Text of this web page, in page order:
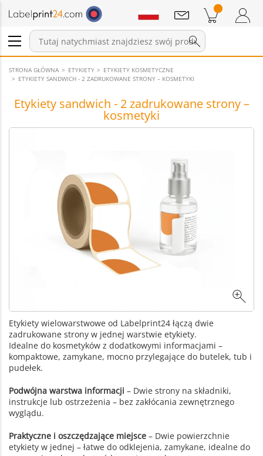
Zaloguj się / Zarejestruj
Pozycji w koszyku
Wiadomości
STRONA GŁÓWNA ETYKIETY
ETYKIETY KOSMETYCZNE
ETYKIETY SANDWICH - 2 ZADRUKOWANE STRONY – KOSMETYKI
Etykiety sandwich - 2 zadrukowane strony –
kosmetyki
Etykiety wielowarstwowe od Labelprint24 łączą dwie
zadrukowane strony w jednej warstwie etykiety.
Idealne do kosmetyków z dodatkowymi informacjami –
kompaktowe, zamykane, mocno przylegające do butelek, tub i
pudełek.
Podwójna warstwa informacji – Dwie strony na składniki,
instrukcje lub ostrzeżenia – bez zakłócania zewnętrznego
wyglądu.
Praktyczne i oszczędzające miejsce – Dwie powierzchnie
etykiety w jednej – łatwe do odklejenia, zamykane, idealne do